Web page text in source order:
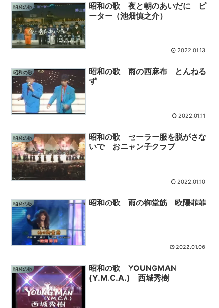
昭和の歌
昭和の歌 夜と朝のあいだに ピ
ーター（池畑慎之介）
2022.01.13
昭和の歌
昭和の歌 雨の西麻布 とんねる
ず
2022.01.11
昭和の歌
昭和の歌 セーラー服を脱がさな
いで おニャン子クラブ
2022.01.10
昭和の歌 昭和の歌 雨の御堂筋 欧陽菲菲
2022.01.06
昭和の歌
昭和の歌 YOUNGMAN
(Y.M.C.A.) 西城秀樹